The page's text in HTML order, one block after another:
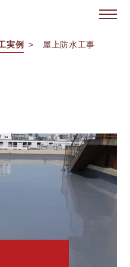
実例 屋上防水工事